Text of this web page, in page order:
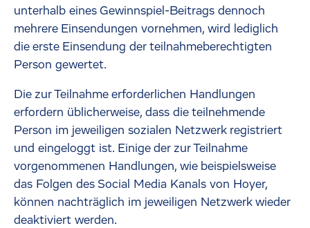
unterhalb eines Gewinnspiel-Beitrags dennoch
mehrere Einsendungen vornehmen, wird lediglich
die erste Einsendung der teilnahmeberechtigten
Person gewertet.
Die zur Teilnahme erforderlichen Handlungen
erfordern üblicherweise, dass die teilnehmende
Person im jeweiligen sozialen Netzwerk registriert
und eingeloggt ist. Einige der zur Teilnahme
vorgenommenen Handlungen, wie beispielsweise
das Folgen des Social Media Kanals von Hoyer,
können nachträglich im jeweiligen Netzwerk wieder
deaktiviert werden.